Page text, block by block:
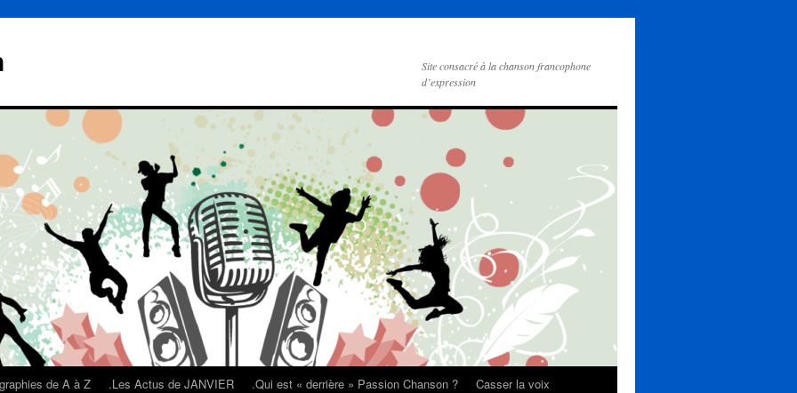
Site consacré à la chanson francophone
d’expression
de A à Z .Les Actus de JANVIER .Qui est « derrière » Passion Chanson ?
Casser la voix